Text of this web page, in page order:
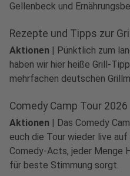
Gellenbeck und
Die wichtigsten Antworten im
Rezepte und Tipps zur
Aktionen | Pünktlich zum
haben wir hier heiße Grill-
mehrfachen deutschen
Comedy Camp Tour 2026
Aktionen | Das Comedy
euch die Tour wieder live
Comedy-Acts, jeder Menge
für beste Stimmung sorgt.